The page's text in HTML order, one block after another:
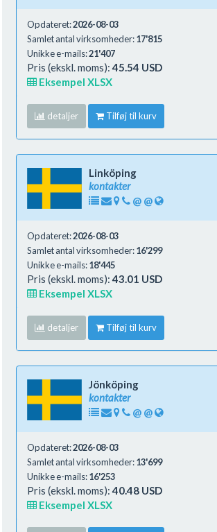
Opdateret:2026-08-03
Samlet antal virksomheder:17'815
Unikke e-mails:21'407
Pris (ekskl. moms):45.54 USD
Eksempel XLSX
detaljer Tilføj til kurv
Linköping
kontakter
@ @
Opdateret:2026-08-03
Samlet antal virksomheder:16'299
Unikke e-mails:18'445
Pris (ekskl. moms):43.01 USD
Eksempel XLSX
detaljer Tilføj til kurv
Jönköping
kontakter
@ @
Opdateret:2026-08-03
Samlet antal virksomheder:13'699
Unikke e-mails:16'253
Pris (ekskl. moms):40.48 USD
Eksempel XLSX